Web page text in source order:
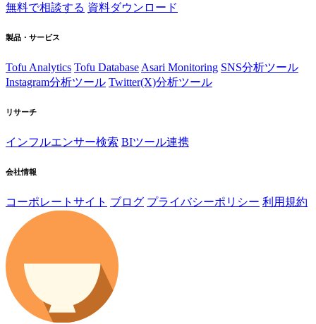
無料で相談する 資料ダウンロード
製品・サービス
Tofu Analytics Tofu Database Asari Monitoring SNS分析ツール
Instagram分析ツール Twitter(X)分析ツール
リサーチ
インフルエンサー検索 BIツール連携
会社情報
コーポレートサイト ブログ プライバシーポリシー 利用規約